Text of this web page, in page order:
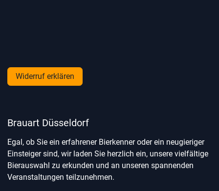
Widerruf erklären
Brauart Düsseldorf
Egal, ob Sie ein erfahrener Bierkenner oder ein neugieriger
Einsteiger sind, wir laden Sie herzlich ein, unsere vielfältige
Bierauswahl zu erkunden und an unseren spannenden
Veranstaltungen teilzunehmen.